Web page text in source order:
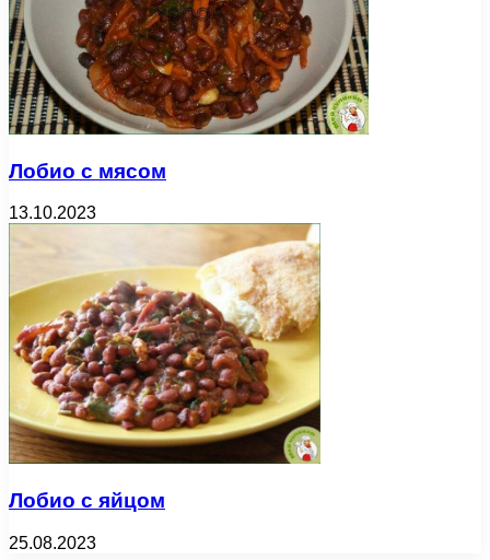
Лобио с мясом
13.10.2023
Лобио с яйцом
25.08.2023